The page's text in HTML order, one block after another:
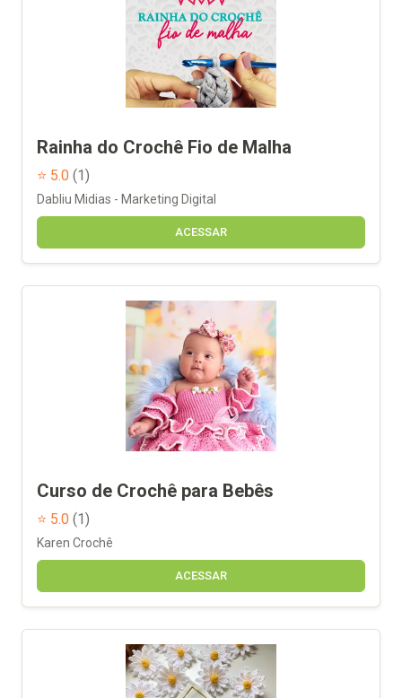
Rainha do Crochê Fio de Malha
⭐ 5.0 (1)
Dabliu Midias - Marketing Digital
ACESSAR
Curso de Crochê para Bebês
⭐ 5.0 (1)
Karen Crochê
ACESSAR